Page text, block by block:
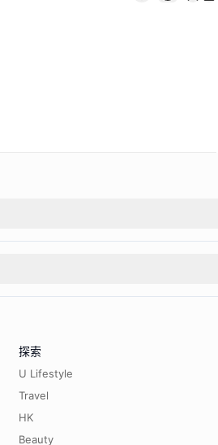
探索
U Lifestyle
Travel
HK
Beauty